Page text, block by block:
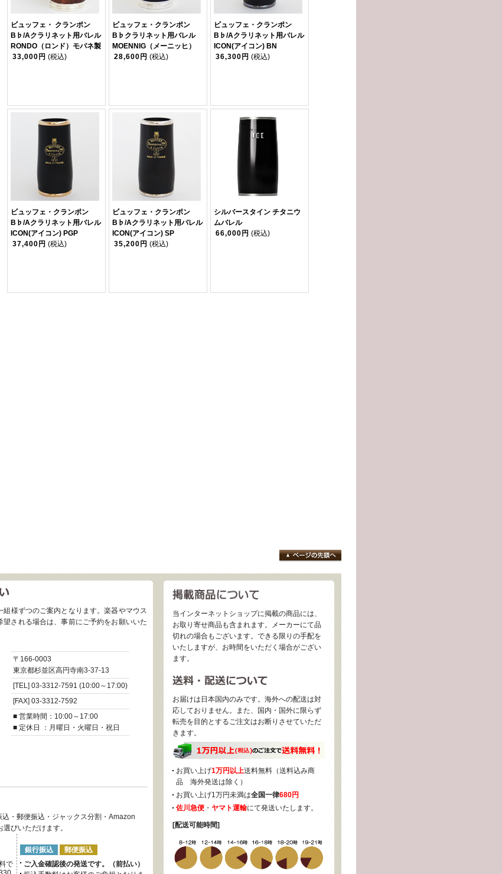
ビュッフェ・ クランポン
B♭/Aクラリネット用バレル
RONDO（ロンド）モパネ製
33,000円 (税込)
ビュッフェ・クランポン
B♭クラリネット用バレル
MOENNIG（メーニッヒ）
28,600円 (税込)
ビュッフェ・クランポン
B♭/Aクラリネット用バレル
ICON(アイコン) BN
36,300円 (税込)
ビュッフェ・クランポン
B♭/Aクラリネット用バレル
ICON(アイコン) PGP
37,400円 (税込)
ビュッフェ・クランポン
B♭/Aクラリネット用バレル
ICON(アイコン) SP
35,200円 (税込)
シルバースタイン チタニウ
ムバレル
66,000円 (税込)
様ずつのご案内となります。楽器やマウス
される場合は、事前にご予約をお願いいた
〒166-0003
東京都杉並区高円寺南3-37-13
[TEL] 03-3312-7591 (10:00～17:00)
[FAX] 03-3312-7592
■ 営業時間：10:00～17:00
■ 定休日 ：月曜日・火曜日・祝日
・郵便振込・ジャックス分割・Amazon
びいただけます。
で
銀行振込
郵便振込
ご入金確認後の発送です。（前払い）
当インターネットショップに掲載の商品には、
お取り寄せ商品も含まれます。メーカーにて品
切れの場合もございます。できる限りの手配を
いたしますが、お時間をいただく場合がござい
ます。
お届けは日本国内のみです。海外への配送は対
応しておりません。また、国内・国外に限らず
転売を目的とするご注文はお断りさせていただ
きます。
お買い上げ1万円以上送料無料（送料込み商
品 海外発送は除く）
お買い上げ1万円未満は全国一律680円
佐川急便 ・ ヤマト運輸にて発送いたします。
[配送可能時間]